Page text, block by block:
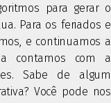
para gerar o
Para os feriados e
e continuamos a
contamos com a
Sabe de algum
Você pode nos